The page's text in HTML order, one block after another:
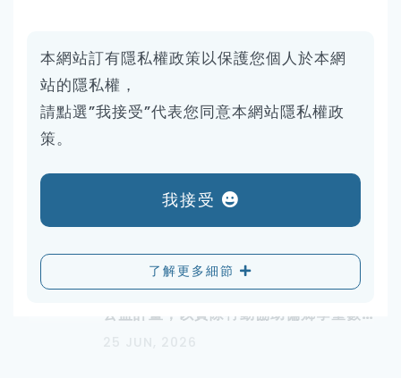
2018年
2017年
中鋼運通再次響應「再生電腦愛送偏鄉」
公益計畫，以實際行動協助偏鄉學童數位
本網站訂有隱私權政策以保護您個人於本網
站的隱私權，
請點選”我接受”代表您同意本網站隱私權政
策。
我接受
了解更多細節